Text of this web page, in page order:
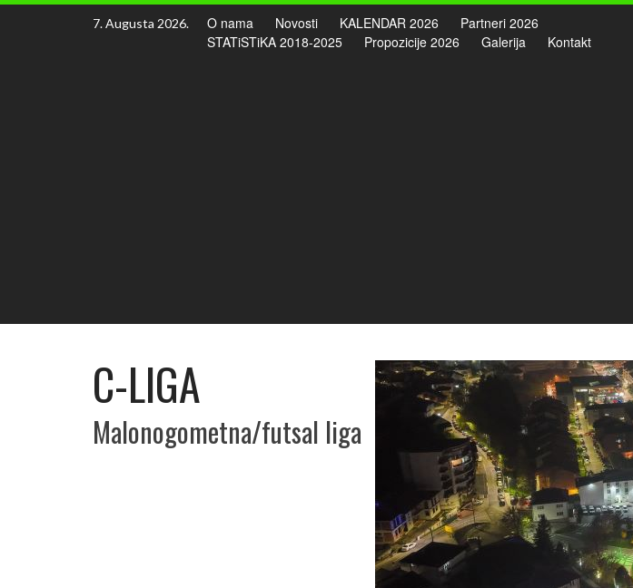
Skip
7. Augusta 2026. O nama Novosti KALENDAR 2026
Partneri 2026
STATiSTiKA 2018-2025
Propozicije 2026 Galerija Kontakt
C-LIGA
Malonogometna/futsal liga